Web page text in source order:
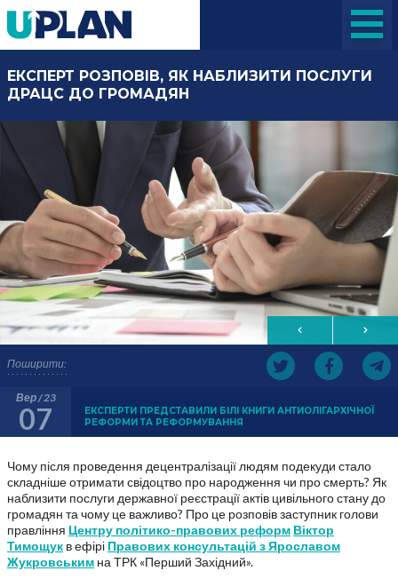
Поширити:
ЕКСПЕРТ РОЗПОВІВ, ЯК НАБЛИЗИТИ ПОСЛУГИ
ДРАЦС ДО ГРОМАДЯН
Вер / 23
07
ЕКСПЕРТИ ПРЕДСТАВИЛИ БІЛІ КНИГИ АНТИОЛІГАРХІЧНОЇ
РЕФОРМИ ТА РЕФОРМУВАННЯ
Чому після проведення децентралізації людям подекуди стало
складніше отримати свідоцтво про народження чи про смерть? Як
наблизити послуги державної реєстрації актів цивільного стану до
громадян та чому це важливо? Про це розповів заступник голови
правління Центру політико-правових реформ Віктор
Тимощук в ефірі Правових консультацій з Ярославом
Жукровським на ТРК «Перший Західний».